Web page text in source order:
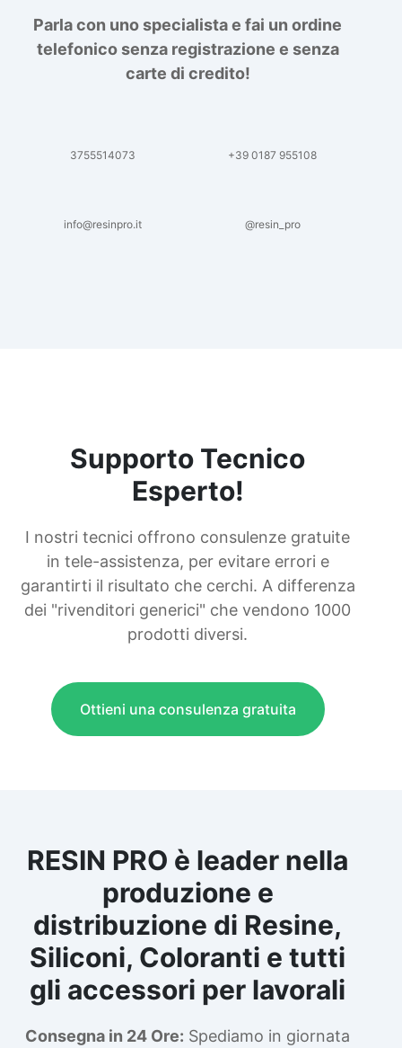
Parla con uno specialista e fai un ordine
telefonico senza registrazione e senza
carte di credito!
3755514073 +39 0187 955108
info@resinpro.it @resin_pro
Supporto Tecnico
Esperto!
I nostri tecnici offrono consulenze gratuite
in tele-assistenza, per evitare errori e
garantirti il risultato che cerchi. A differenza
dei "rivenditori generici" che vendono 1000
prodotti diversi.
Ottieni una consulenza gratuita
RESIN PRO è leader nella
produzione e
distribuzione di Resine,
Siliconi, Coloranti e tutti
gli accessori per lavorali
Consegna in 24 Ore: Spediamo in giornata